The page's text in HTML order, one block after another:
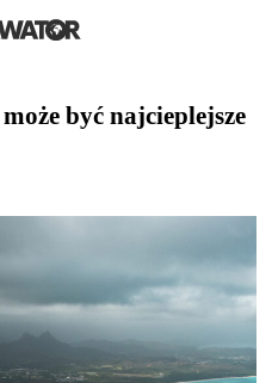
być najcieplejsze